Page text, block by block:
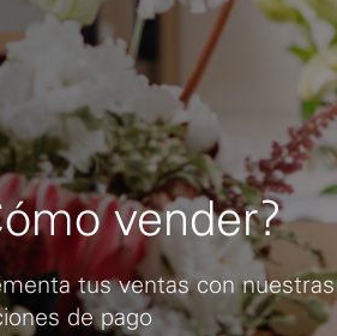
vender?
tus ventas con
de pago